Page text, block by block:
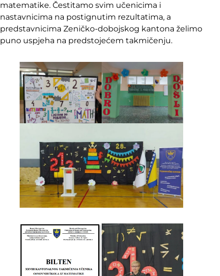
matematike. Čestitamo svim učenicima i
nastavnicima na postignutim rezultatima, a
predstavnicima Zeničko-dobojskog kantona želimo
puno uspjeha na predstojećem takmičenju.